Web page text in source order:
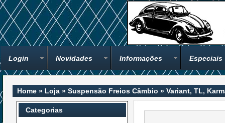
Login Novidades Informações Especiais
Home » Loja » Suspensão Freios Câmbio » Variant, TL,
Categorias